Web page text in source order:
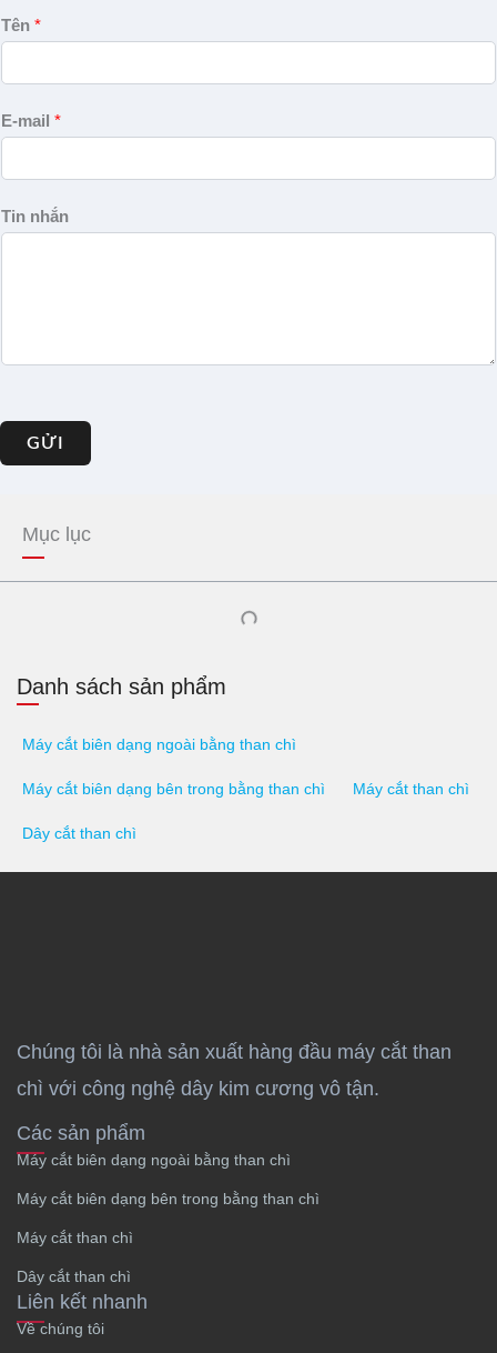
Tên *
E-mail *
Tin nhắn
GỬI
Mục lục
Danh sách sản phẩm
Máy cắt biên dạng ngoài bằng than chì
Máy cắt biên dạng bên trong bằng than chì Máy cắt than chì
Dây cắt than chì
Chúng tôi là nhà sản xuất hàng đầu máy cắt than
chì với công nghệ dây kim cương vô tận.
Các sản phẩm
Máy cắt biên dạng ngoài bằng than chì
Máy cắt biên dạng bên trong bằng than chì
Máy cắt than chì
Dây cắt than chì
Liên kết nhanh
Về chúng tôi